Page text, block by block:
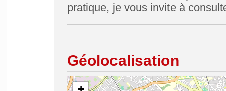
pratique, je vous invite à
Géolocalisation